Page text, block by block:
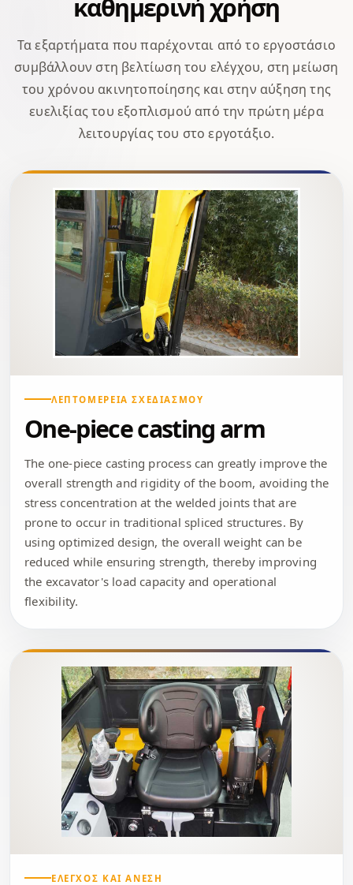
καθημερινή χρήση
Τα εξαρτήματα που παρέχονται από το εργοστάσιο
συμβάλλουν στη βελτίωση του ελέγχου, στη μείωση
του χρόνου ακινητοποίησης και στην αύξηση της
ευελιξίας του εξοπλισμού από την πρώτη μέρα
λειτουργίας του στο εργοτάξιο.
ΛΕΠΤΟΜΈΡΕΙΑ ΣΧΕΔΙΑΣΜΟΎ
One-piece casting arm
The one-piece casting process can greatly improve the
overall strength and rigidity of the boom, avoiding the
stress concentration at the welded joints that are
prone to occur in traditional spliced ​​structures. By
using optimized design, the overall weight can be
reduced while ensuring strength, thereby improving
the excavator's load capacity and operational
flexibility.
ΈΛΕΓΧΟΣ ΚΑΙ ΆΝΕΣΗ